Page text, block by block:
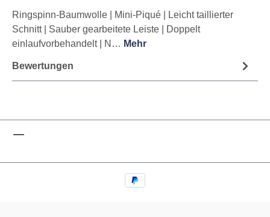
Ringspinn-Baumwolle | Mini-Piqué | Leicht taillierter
Schnitt | Sauber gearbeitete Leiste | Doppelt
einlaufvorbehandelt | N… Mehr
Bewertungen